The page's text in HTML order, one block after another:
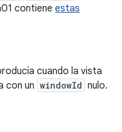
contiene estas
cuando la vista
con un windowId nulo.